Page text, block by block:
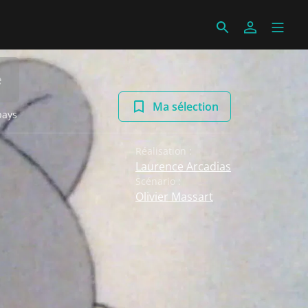
Ma sélection
Réalisation :
Laurence Arcadias
Scénario :
Olivier Massart